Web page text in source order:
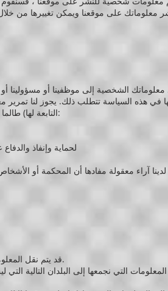
معلوماتك على موقعنا ويمكن تغييرها من
معلوماتك الشخصية إلى موظفينا أو مسؤولينا
في هذه السياسة تتطلب ذلك. يجوز لنا تمرير
التابعة لها) طالما أن الأغراض المنصوص عليها في هذه السياسة تتطلب ذلك. قد نشارك معلوماتك الشخصية في المواقف التالية:
لحماية وإنفاذ
لدينا آراء معقولة مفادها أن المحكمة أو
قد يتم نقل المعلومات التي نجمعها وتخزينها ومعالجتها في البلدان التي نعمل فيها لاستخدامها للأغراض المحددة في هذه السياسة.
التي نجمعها إلى البلدان التالية